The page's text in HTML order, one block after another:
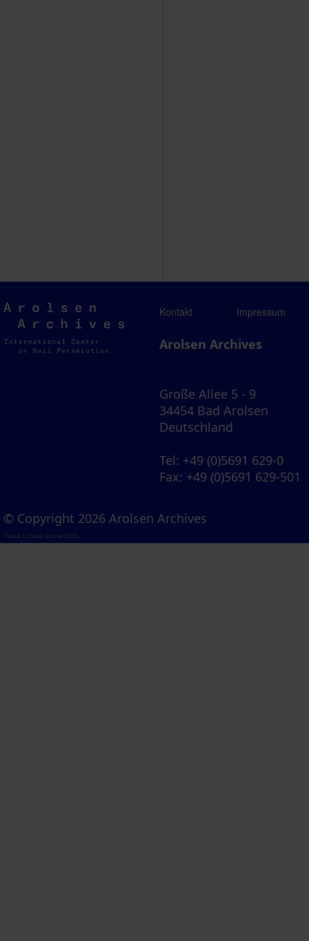
Arolsen
Archives
Kontakt Impressum
Arolsen Archives
Große Allee 5 - 9
34454 Bad Arolsen
Deutschland
Tel: +49 (0)5691 629-0
Fax: +49 (0)5691 629-501
© Copyright 2026 Arolsen Archives
Visual Library Server 2026